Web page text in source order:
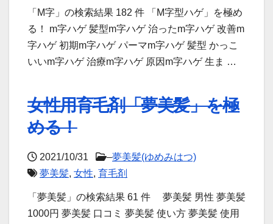
「M字」の検索結果 182 件 「M字型ハゲ」を極め
る！ m字ハゲ 髪型m字ハゲ 治ったm字ハゲ 改善m
字ハゲ 初期m字ハゲ パーマm字ハゲ 髪型 かっこ
いいm字ハゲ 治療m字ハゲ 原因m字ハゲ 生ま …
女性用育毛剤「夢美髪」を極
める！
2021/10/31 –夢美髪(ゆめみはつ)
夢美髪, 女性, 育毛剤
「夢美髪」の検索結果 61 件 夢美髪 男性 夢美髪
1000円 夢美髪 口コミ 夢美髪 使い方 夢美髪 使用